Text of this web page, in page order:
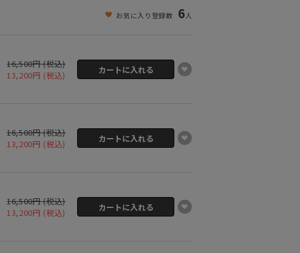
お気に入り登録数 6人
16,500円 (税込)
13,200円 (税込)
16,500円 (税込)
13,200円 (税込)
16,500円 (税込)
13,200円 (税込)